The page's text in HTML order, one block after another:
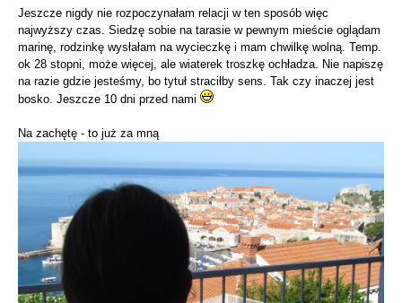
Jeszcze nigdy nie rozpoczynałam relacji w ten sposób więc
najwyższy czas. Siedzę sobie na tarasie w pewnym mieście oglądam
marinę, rodzinkę wysłałam na wycieczkę i mam chwilkę wolną. Temp.
ok 28 stopni, może więcej, ale wiaterek troszkę ochładza. Nie napiszę
na razie gdzie jesteśmy, bo tytuł straciłby sens. Tak czy inaczej jest
bosko. Jeszcze 10 dni przed nami
Na zachętę - to już za mną